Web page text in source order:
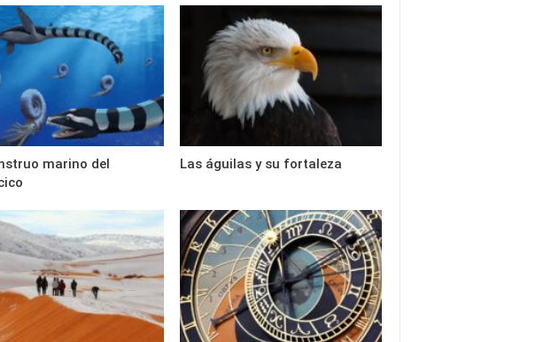
marino del
Las águilas y su fortaleza